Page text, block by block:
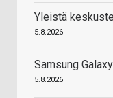
Yleistä
5.8.2026
Samsung
5.8.2026